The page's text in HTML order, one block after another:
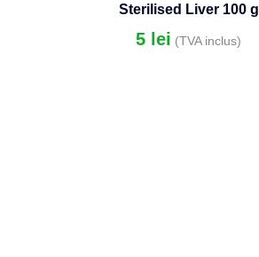
Sterilised Liver 100 g
5 lei (TVA inclus)